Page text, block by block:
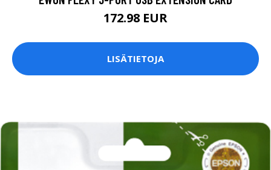
172.98 EUR
LISÄTIETOJA